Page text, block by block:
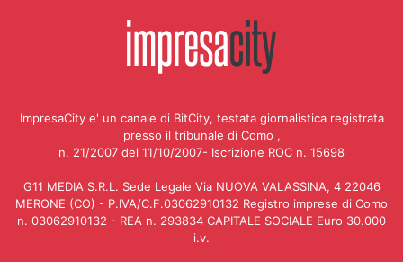
ImpresaCity e' un canale di BitCity, testata giornalistica registrata
presso il tribunale di Como ,
n. 21/2007 del 11/10/2007- Iscrizione ROC n. 15698
G11 MEDIA S.R.L. Sede Legale Via NUOVA VALASSINA, 4 22046
MERONE (CO) - P.IVA/C.F.03062910132 Registro imprese di Como
n. 03062910132 - REA n. 293834 CAPITALE SOCIALE Euro 30.000
i.v.